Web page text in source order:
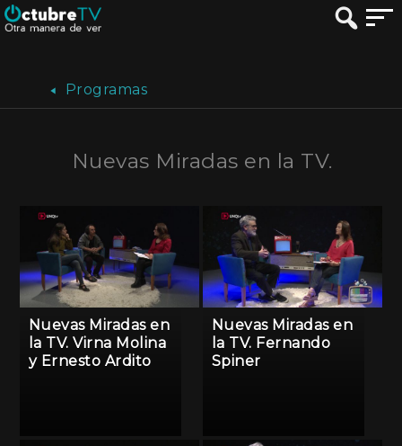
Programas
Nuevas Miradas en la TV.
Nuevas Miradas en
la TV. Virna Molina
y Ernesto Ardito
Nuevas Miradas en
la TV. Fernando
Spiner